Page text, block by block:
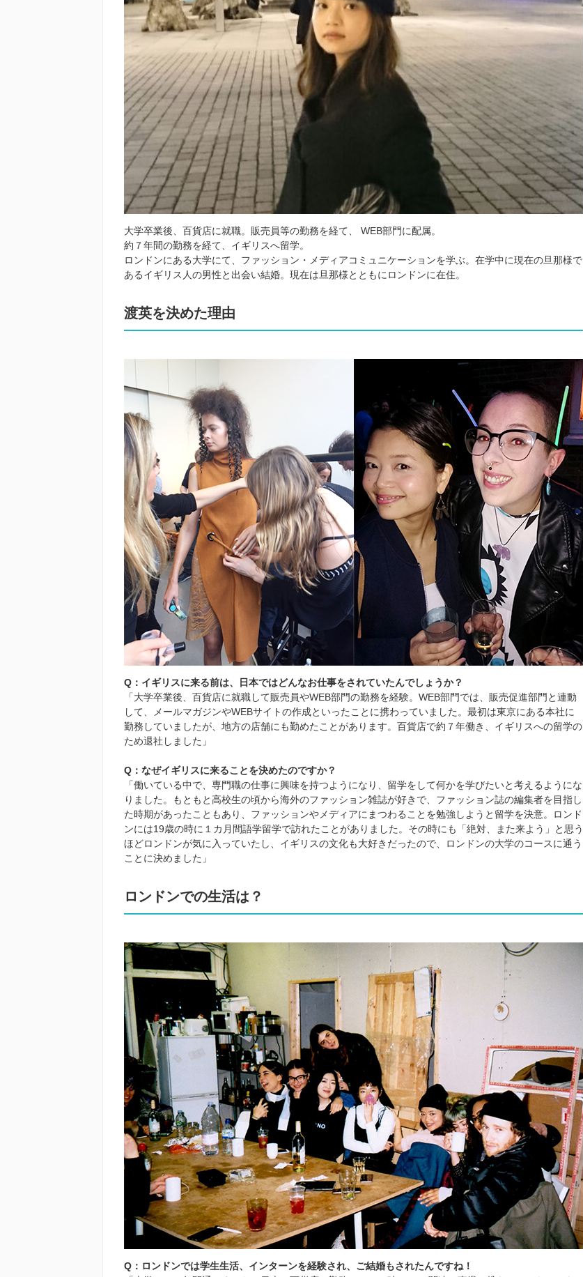
大学卒業後、百貨店に就職。販売員等の勤務を経て、 WEB部門に配属。
約７年間の勤務を経て、イギリスへ留学。
ロンドンにある大学にて、ファッション・メディアコミュニケーションを学ぶ。在学中に現在の旦那様で
あるイギリス人の男性と出会い結婚。現在は旦那様とともにロンドンに在住。
渡英を決めた理由
Q：イギリスに来る前は、日本ではどんなお仕事をされていたんでしょうか？
「大学卒業後、百貨店に就職して販売員やWEB部門の勤務を経験。WEB部門では、販売促進部門と連動
して、メールマガジンやWEBサイトの作成といったことに携わっていました。最初は東京にある本社に
勤務していましたが、地方の店舗にも勤めたことがあります。百貨店で約７年働き、イギリスへの留学の
ため退社しました」
Q：なぜイギリスに来ることを決めたのですか？
「働いている中で、専門職の仕事に興味を持つようになり、留学をして何かを学びたいと考えるようにな
りました。もともと高校生の頃から海外のファッション雑誌が好きで、ファッション誌の編集者を目指し
た時期があったこともあり、ファッションやメディアにまつわることを勉強しようと留学を決意。ロンド
ンには19歳の時に１カ月間語学留学で訪れたことがありました。その時にも「絶対、また来よう」と思う
ほどロンドンが気に入っていたし、イギリスの文化も大好きだったので、ロンドンの大学のコースに通う
ことに決めました」
ロンドンでの生活は？
Q：ロンドンでは学生生活、インターンを経験され、ご結婚もされたんですね！